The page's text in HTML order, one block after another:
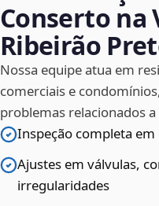
Conserto na
Ribeirão
Nossa equipe atua em
comerciais e
problemas relacionados
Inspeção completa
Ajustes em válvulas,
irregularidades